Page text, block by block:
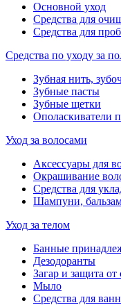
Основной уход
Средства для
Средства для
Средства по уходу за
Зубная нить,
Зубные пасты
Зубные щетки
Ополаскиватели
Уход за волосами
Аксессуары для
Окрашивание
Средства для
Шампуни,
Уход за телом
Банные
Дезодоранты
Загар и защита от
Мыло
Средства для